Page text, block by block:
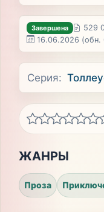
Завершена
529
16.06.2026 (обн.
Серия:
ЖАНРЫ
Проза